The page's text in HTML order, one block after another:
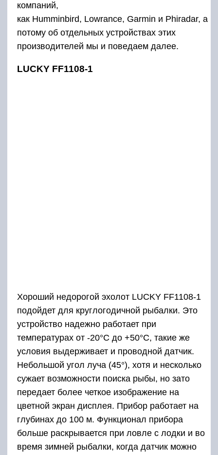
компаний,
как Humminbird, Lowrance, Garmin и Phiradar, а
потому об отдельных устройствах этих
производителей мы и поведаем далее.
LUCKY FF1108-1
Хороший недорогой эхолот LUCKY FF1108-1
подойдет для круглогодичной рыбалки. Это
устройство надежно работает при
температурах от -20°С до +50°С, такие же
условия выдерживает и проводной датчик.
Небольшой угол луча (45°), хотя и несколько
сужает возможности поиска рыбы, но зато
передает более четкое изображение на
цветной экран дисплея. Прибор работает на
глубинах до 100 м. Функционал прибора
больше раскрывается при ловле с лодки и во
время зимней рыбалки, когда датчик можно